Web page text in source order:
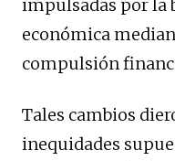
impulsadas por la
económica
compulsión
Tales cambios
inequidades